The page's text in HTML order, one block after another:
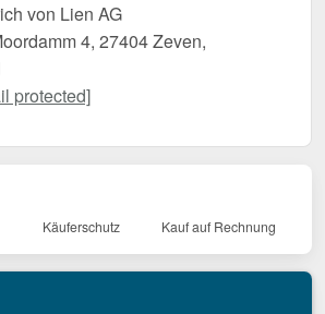
von Lien AG
4, 27404 Zeven,
protected]
Käuferschutz Kauf auf Rechnung